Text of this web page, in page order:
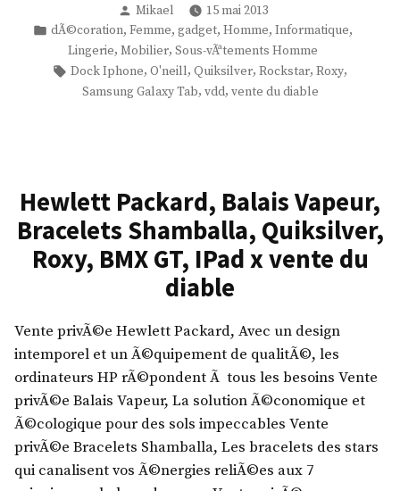
r
o
,
H
c
h
i
W
a
l
t
,
M
a
a
m
a
l
a
x
a
b
,
T
r
o
y
Publié
par
Mikael
15 mai 2013
Publié
dans
dÃ©coration, Femme, gadget, Homme, Informatique,
Lingerie, Mobilier, Sous-vÃªtements Homme
Étiquettes :
Dock Iphone, O'neill, Quiksilver, Rockstar, Roxy,
Samsung Galaxy Tab, vdd, vente du diable
Hewlett Packard, Balais Vapeur,
Bracelets Shamballa, Quiksilver,
Roxy, BMX GT, IPad x vente du
diable
Vente privÃ©e Hewlett Packard, Avec un design
intemporel et un Ã©quipement de qualitÃ©, les
ordinateurs HP rÃ©pondent Ã tous les besoins Vente
privÃ©e Balais Vapeur, La solution Ã©conomique et
Ã©cologique pour des sols impeccables Vente
privÃ©e Bracelets Shamballa, Les bracelets des stars
qui canalisent vos Ã©nergies reliÃ©es aux 7